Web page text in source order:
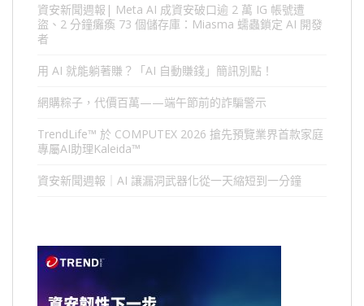
資安新聞週報| Meta AI 成資安破口逾 2 萬 IG 帳號遭
盜、2 分鐘癱瘓 73 個儲存庫：Miasma 蠕蟲鎖定 AI 開發
者
用 AI 就能躺著賺？「AI 自動賺錢」簡訊別點！
網購粽子，代價百萬——端午節前的詐騙警示
TrendLife™ 於 COMPUTEX 2026 搶先預覽業界首款家庭
專屬AI助理Kaleida™
資安新聞週報｜AI 讓漏洞武器化從一天縮短到一分鐘